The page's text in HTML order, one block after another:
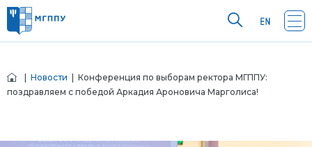
Новости | Конференция по выборам ректора МГППУ:
поздравляем с победой Аркадия Ароновича Марголиса!